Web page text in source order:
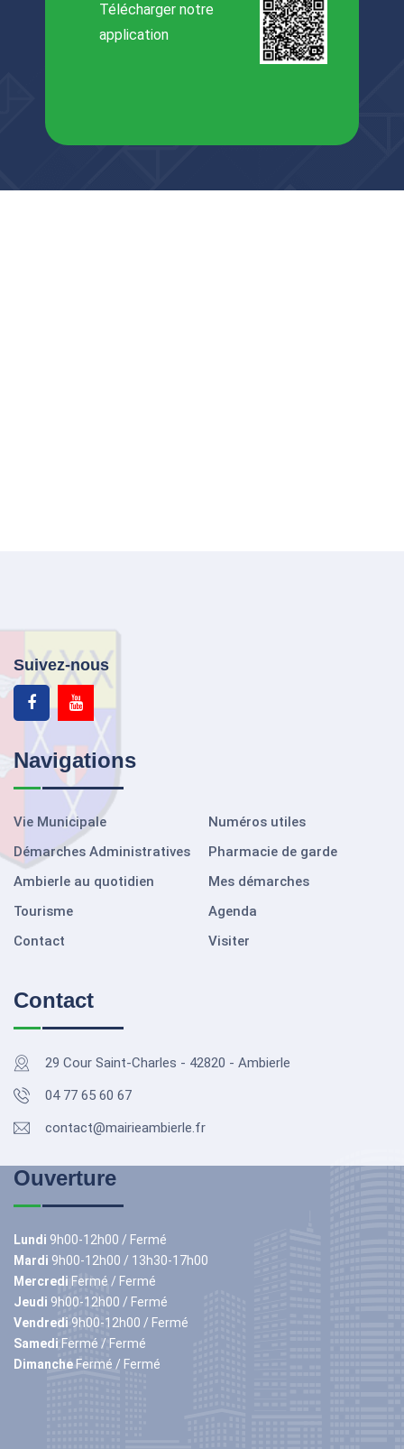
Télécharger notre
application
Suivez-nous
Navigations
Vie Municipale
Démarches Administratives
Ambierle au quotidien
Tourisme
Contact
Numéros utiles
Pharmacie de garde
Mes démarches
Agenda
Visiter
Contact
29 Cour Saint-Charles - 42820 - Ambierle
04 77 65 60 67
contact@mairieambierle.fr
Ouverture
Lundi 9h00-12h00 / Fermé
Mardi 9h00-12h00 / 13h30-17h00
Mercredi Fermé / Fermé
Jeudi 9h00-12h00 / Fermé
Vendredi 9h00-12h00 / Fermé
Samedi Fermé / Fermé
Dimanche Fermé / Fermé